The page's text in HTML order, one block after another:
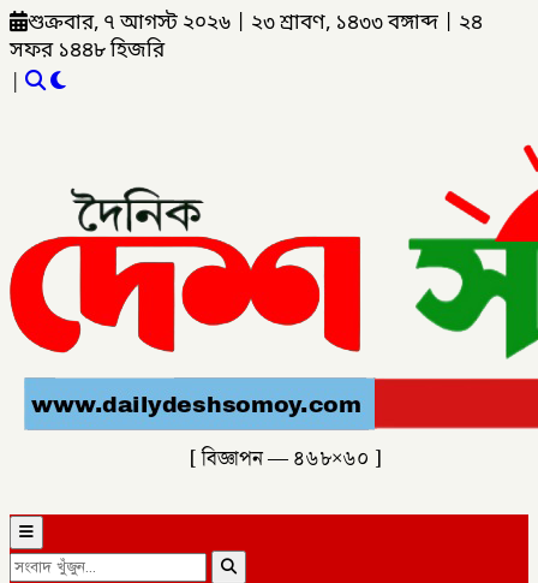
শুক্রবার, ৭ আগস্ট ২০২৬ ২৩ শ্রাবণ, ১৪৩৩ বঙ্গাব্দ
২৪
সফর ১৪৪৮ হিজরি
|
[ বিজ্ঞাপন — ৪৬৮×৬০ ]